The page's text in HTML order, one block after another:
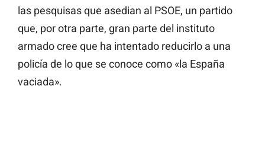
las pesquisas que asedian al PSOE, un partido
que, por otra parte, gran parte del instituto
armado cree que ha intentado reducirlo a una
policía de lo que se conoce como «la España
vaciada».